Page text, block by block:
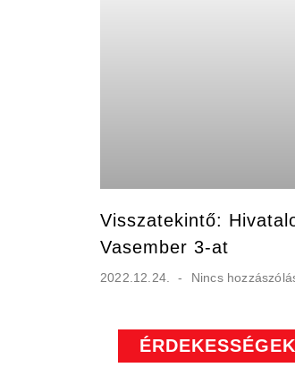
Visszatekintő:
Vasember 3-at
2022.12.24. Nincs
ÉRDEKESSÉGEK